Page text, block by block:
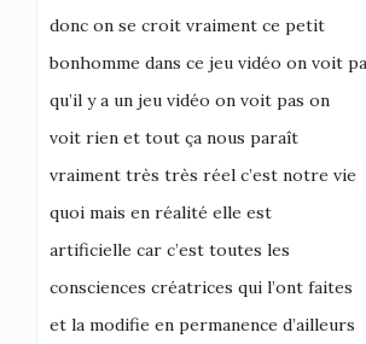
donc on se croit vraiment ce petit
bonhomme dans ce jeu vidéo on voit
qu’il y a un jeu vidéo on voit pas on
voit rien et tout ça nous paraît
vraiment très très réel c’est notre vie
quoi mais en réalité elle est
artificielle car c’est toutes les
consciences créatrices qui l’ont faites
et la modifie en permanence d’ailleurs